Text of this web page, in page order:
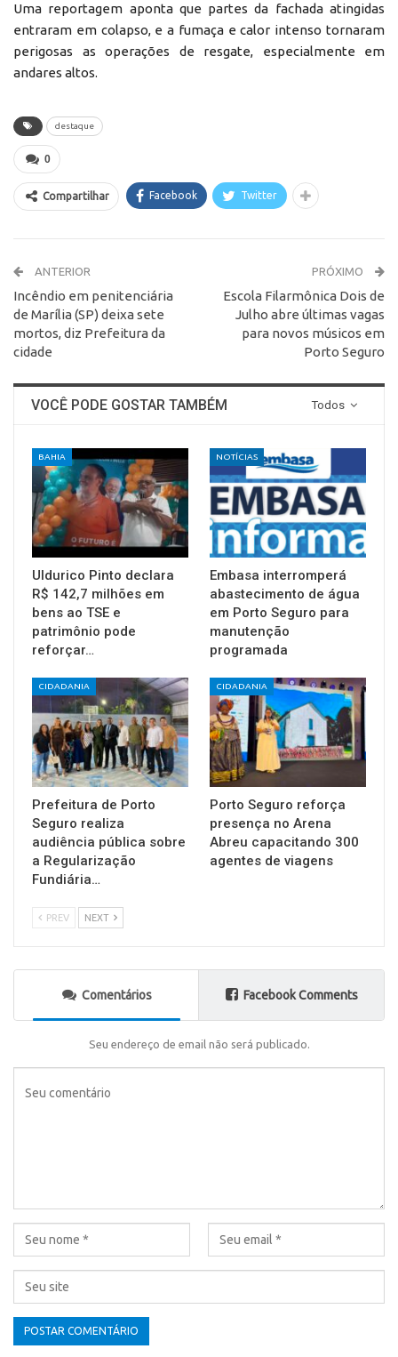
Uma reportagem aponta que partes da fachada atingidas
entraram em colapso, e a fumaça e calor intenso tornaram
perigosas as operações de resgate, especialmente em
andares altos.
destaque
0
Compartilhar Facebook Twitter
ANTERIOR
Incêndio em penitenciária
de Marília (SP) deixa sete
mortos, diz Prefeitura da
cidade
PRÓXIMO
Escola Filarmônica Dois de
Julho abre últimas vagas
para novos músicos em
Porto Seguro
Todos
VOCÊ PODE GOSTAR TAMBÉM
BAHIA
Uldurico Pinto declara
R$ 142,7 milhões em
bens ao TSE e
patrimônio pode
reforçar…
NOTÍCIAS
Embasa interromperá
abastecimento de água
em Porto Seguro para
manutenção
programada
CIDADANIA
Prefeitura de Porto
Seguro realiza
audiência pública sobre
a Regularização
Fundiária…
CIDADANIA
Porto Seguro reforça
presença no Arena
Abreu capacitando 300
agentes de viagens
PREV NEXT
Comentários Facebook Comments
Seu endereço de email não será publicado.